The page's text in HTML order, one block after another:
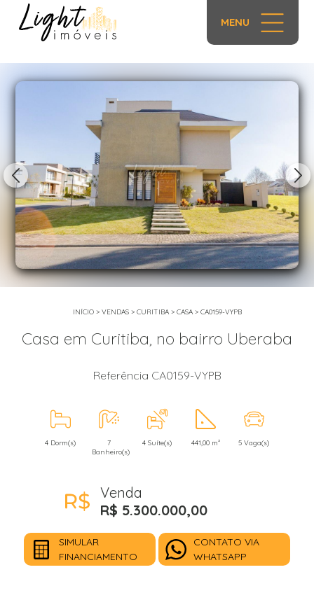
MENU
INÍCIO> VENDAS> CURITIBA> CASA> CA0159-VYPB
Casa em Curitiba, no bairro Uberaba
Referência CA0159-VYPB
4 Dorm(s)
7
Banheiro(s)
4 Suíte(s) 441,00 m² 5 Vaga(s)
Venda
R$ 5.300.000,00
SIMULAR
FINANCIAMENTO
CONTATO VIA
WHATSAPP